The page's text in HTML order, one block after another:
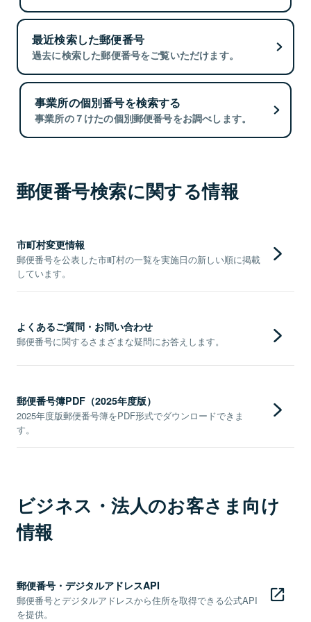
最近検索した郵便番号
過去に検索した郵便番号をご覧いただけます。
事業所の個別番号を検索する
事業所の７けたの個別郵便番号をお調べします。
郵便番号検索に関する情報
市町村変更情報
郵便番号を公表した市町村の一覧を実施日の新しい順に掲載
しています。
よくあるご質問・お問い合わせ
郵便番号に関するさまざまな疑問にお答えします。
郵便番号簿PDF（2025年度版）
2025年度版郵便番号簿をPDF形式でダウンロードできま
す。
ビジネス・法人のお客さま向け
情報
郵便番号・デジタルアドレスAPI
郵便番号とデジタルアドレスから住所を取得できる公式API
を提供。